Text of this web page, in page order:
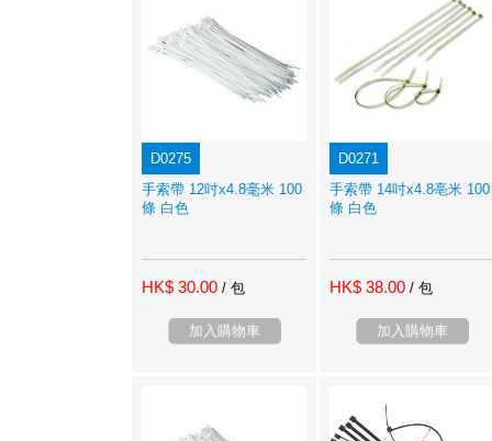
D0275
手索帶 12吋x4.8毫米 100
條 白色
HK$ 30.00 / 包
加入購物車
D0271
手索帶 14吋x4.8亳米 100
條 白色
HK$ 38.00 / 包
加入購物車